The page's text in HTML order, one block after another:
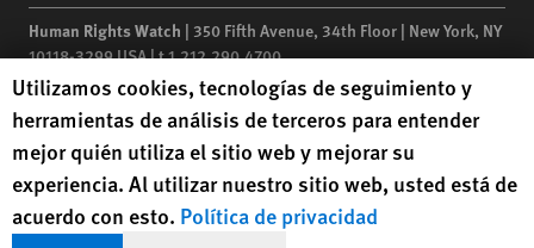
Human Rights Watch | 350 Fifth Avenue, 34th Floor | New York, NY
10118-3299USA|t1.212.290.4700
Human Rights Watchis a 501(C)(3) nonprofit registered in the US
under EIN: 13-2875808
Human Rights Watch cookie preferences
Utilizamos cookies, tecnologías de seguimiento y
herramientas de análisis de terceros para entender
mejor quién utiliza el sitio web y mejorar su
experiencia. Al utilizar nuestro sitio web, usted está de
acuerdo con esto. Política de privacidad